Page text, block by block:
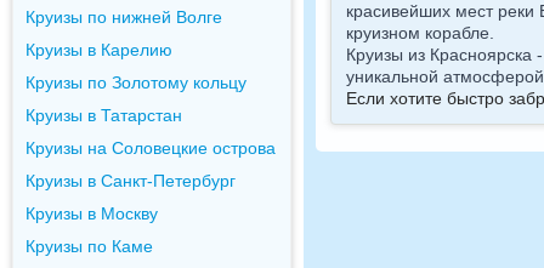
Круизы по нижней Волге
Круизы в Карелию
Круизы по Золотому кольцу
Круизы в Татарстан
Круизы на Соловецкие острова
Круизы в Санкт-Петербург
Круизы в Москву
Круизы по Каме
красивейших мест реки
круизном корабле.
Круизы из Красноярска
уникальной
Если хотите быстро